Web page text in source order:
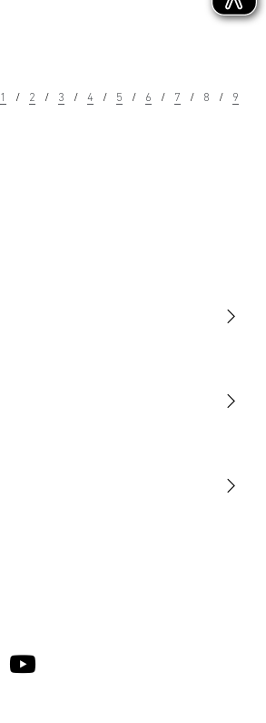
1 2 3 4 5 6 7 8 9